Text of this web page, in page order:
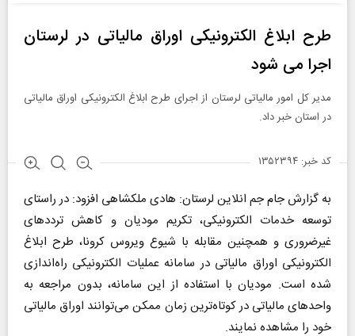
طرح ابلاغ الکترونیکی اوراق مالیاتی در لرستان
اجرا می شود
مدیر کل امور مالیاتی لرستان از اجرای طرح ابلاغ الکترونیکی اوراق مالیاتی
در استان خبر داد.
کد خبر: ۱۳۵۲۳۹۴
به گزارش جام جم انلاین لرستان: هادی ملکشاهی افزود: در راستای
توسعه خدمات الکترونیکی، تکریم مودیان و کاهش ترددهای
غیرضروری و همچنین مقابله با شیوع ویروس کرونا، طرح ابلاغ
الکترونیکی اوراق مالیاتی در سامانه عملیات الکترونیکی راه‌اندازی
شده است. مودیان با استفاده از این سامانه، بدون مراجعه به
واحدهای مالیاتی در کوتاه‌ترین زمان ممکن می‌توانند اوراق مالیاتی
خود را مشاهده نمایند.